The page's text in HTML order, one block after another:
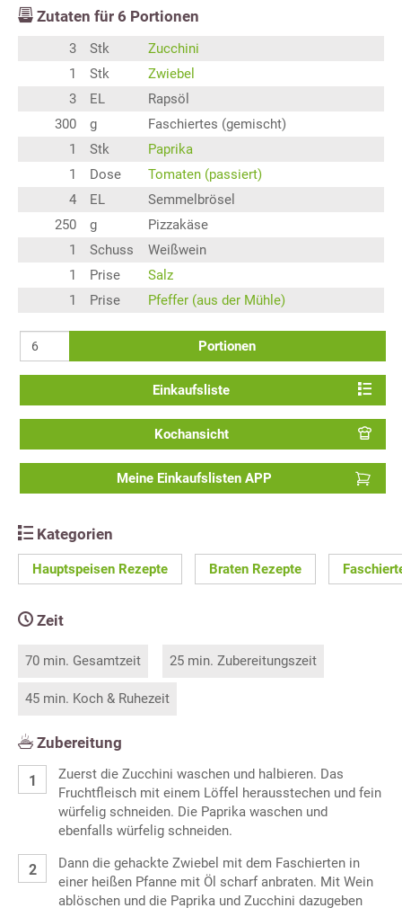
Zutaten für 6 Portionen
3 Stk
Zucchini
1
Stk
Zwiebel
3
EL
Rapsöl
300
g
Faschiertes (gemischt)
1
Stk
Paprika
1
Dose
Tomaten (passiert)
4
EL
Semmelbrösel
250
g
Pizzakäse
1
Schuss
Weißwein
1
Prise
Salz
1
Prise Pfeffer (aus der Mühle)
Portionen
Einkaufsliste
Kochansicht
Meine Einkaufslisten APP
Kategorien
Hauptspeisen Rezepte Braten Rezepte
Zeit
70 min. Gesamtzeit 25 min. Zubereitungszeit
45 min. Koch & Ruhezeit
Zubereitung
Zuerst die Zucchini waschen und halbieren. Das
Fruchtfleisch mit einem Löffel herausstechen und fein
würfelig schneiden. Die Paprika waschen und
ebenfalls würfelig schneiden.
Dann die gehackte Zwiebel mit dem Faschierten in
einer heißen Pfanne mit Öl scharf anbraten. Mit Wein
ablöschen und die Paprika und Zucchini dazugeben